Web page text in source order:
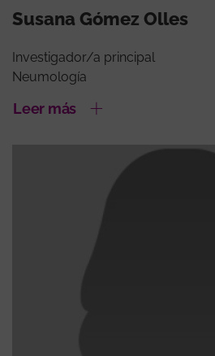
Susana Gómez Olles
Investigador/a principal
Neumología
Leer más